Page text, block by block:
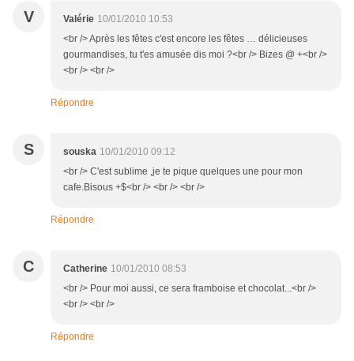
V Valérie 10/01/2010 10:53
<br /> Après les fêtes c'est encore les fêtes … délicieuses
gourmandises, tu t'es amusée dis moi ?<br /> Bizes @ +<br />
<br /> <br />
Répondre
S souska 10/01/2010 09:12
<br /> C'est sublime ,je te pique quelques une pour mon
cafe.Bisous +$<br /> <br /> <br />
Répondre
C Catherine 10/01/2010 08:53
<br /> Pour moi aussi, ce sera framboise et chocolat...<br />
<br /> <br />
Répondre